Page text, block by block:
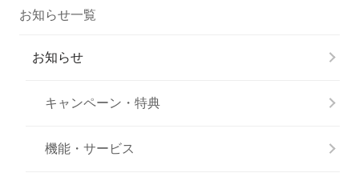
お知らせ一覧
お知らせ
キャンペーン・特典
機能・サービス